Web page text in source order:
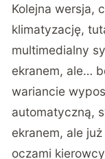
Kolejna wersja,
klimatyzację,
multimedialny
ekranem, ale…
wariancie
automatyczną,
ekranem, ale
oczami